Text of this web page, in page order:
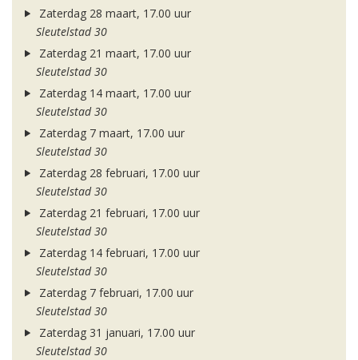
Zaterdag 28 maart, 17.00 uur
Sleutelstad 30
Zaterdag 21 maart, 17.00 uur
Sleutelstad 30
Zaterdag 14 maart, 17.00 uur
Sleutelstad 30
Zaterdag 7 maart, 17.00 uur
Sleutelstad 30
Zaterdag 28 februari, 17.00 uur
Sleutelstad 30
Zaterdag 21 februari, 17.00 uur
Sleutelstad 30
Zaterdag 14 februari, 17.00 uur
Sleutelstad 30
Zaterdag 7 februari, 17.00 uur
Sleutelstad 30
Zaterdag 31 januari, 17.00 uur
Sleutelstad 30